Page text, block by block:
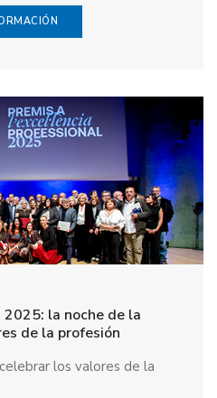
2025: la noche de la
de la profesión
los valores de la